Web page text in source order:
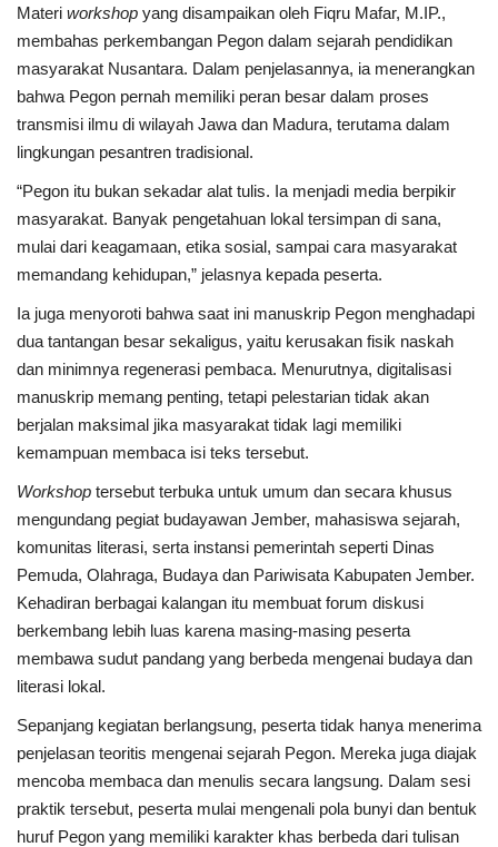
Materi workshop yang disampaikan oleh Fiqru Mafar, M.IP.,
membahas perkembangan Pegon dalam sejarah pendidikan
masyarakat Nusantara. Dalam penjelasannya, ia menerangkan
bahwa Pegon pernah memiliki peran besar dalam proses
transmisi ilmu di wilayah Jawa dan Madura, terutama dalam
lingkungan pesantren tradisional.
“Pegon itu bukan sekadar alat tulis. Ia menjadi media berpikir
masyarakat. Banyak pengetahuan lokal tersimpan di sana,
mulai dari keagamaan, etika sosial, sampai cara masyarakat
memandang kehidupan,” jelasnya kepada peserta.
Ia juga menyoroti bahwa saat ini manuskrip Pegon menghadapi
dua tantangan besar sekaligus, yaitu kerusakan fisik naskah
dan minimnya regenerasi pembaca. Menurutnya, digitalisasi
manuskrip memang penting, tetapi pelestarian tidak akan
berjalan maksimal jika masyarakat tidak lagi memiliki
kemampuan membaca isi teks tersebut.
Workshop tersebut terbuka untuk umum dan secara khusus
mengundang pegiat budayawan Jember, mahasiswa sejarah,
komunitas literasi, serta instansi pemerintah seperti Dinas
Pemuda, Olahraga, Budaya dan Pariwisata Kabupaten Jember.
Kehadiran berbagai kalangan itu membuat forum diskusi
berkembang lebih luas karena masing-masing peserta
membawa sudut pandang yang berbeda mengenai budaya dan
literasi lokal.
Sepanjang kegiatan berlangsung, peserta tidak hanya menerima
penjelasan teoritis mengenai sejarah Pegon. Mereka juga diajak
mencoba membaca dan menulis secara langsung. Dalam sesi
praktik tersebut, peserta mulai mengenali pola bunyi dan bentuk
huruf Pegon yang memiliki karakter khas berbeda dari tulisan